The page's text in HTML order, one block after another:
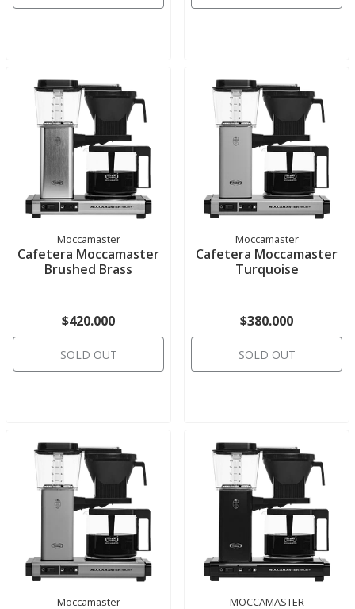
Moccamaster
Cafetera Moccamaster
Brushed Brass
$420.000
SOLD OUT
Moccamaster
Cafetera Moccamaster
Turquoise
$380.000
SOLD OUT
Moccamaster MOCCAMASTER